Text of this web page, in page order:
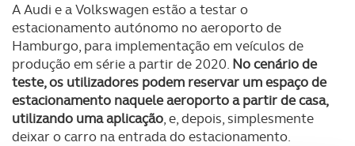
A Audi e a Volkswagen estão a testar o
estacionamento autónomo no aeroporto de
Hamburgo, para implementação em veículos de
produção em série a partir de 2020. No cenário de
teste, os utilizadores podem reservar um espaço de
estacionamento naquele aeroporto a partir de casa,
utilizando uma aplicação, e, depois, simplesmente
deixar o carro na entrada do estacionamento.